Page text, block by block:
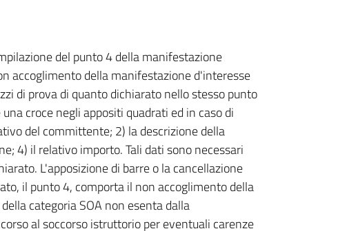
del punto 4 della manifestazione
accoglimento della manifestazione d'interesse
di prova di quanto dichiarato nello stesso punto
croce negli appositi quadrati ed in caso di
del committente; 2) la descrizione della
4) il relativo importo. Tali dati sono necessari
L'apposizione di barre o la cancellazione
il punto 4, comporta il non accoglimento della
categoria SOA non esenta dalla
al soccorso istruttorio per eventuali carenze